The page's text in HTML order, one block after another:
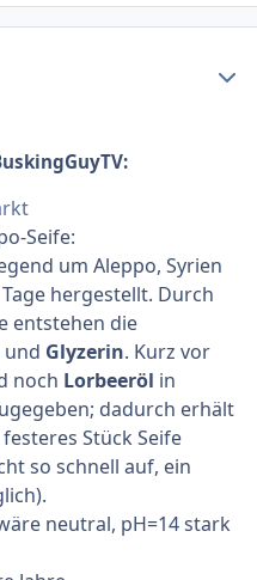
Seife:
um Aleppo, Syrien
hergestellt. Durch
entstehen die
und Glyzerin. Kurz vor
noch Lorbeeröl in
dadurch erhält
Stück Seife
so schnell auf, ein
neutral, pH=14 stark